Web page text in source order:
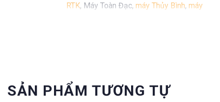
RTK, Máy Toàn Đạc, máy Thủy Bình, máy
SẢN PHẨM TƯƠNG TỰ